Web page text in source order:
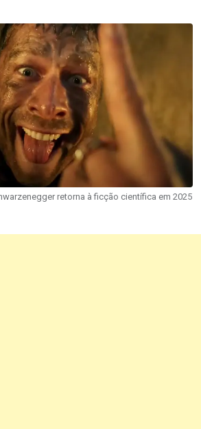
Email
retorna à ficção científica em 2025